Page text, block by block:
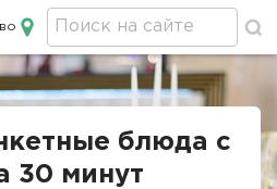
в Кемерово
блюда с
30 минут